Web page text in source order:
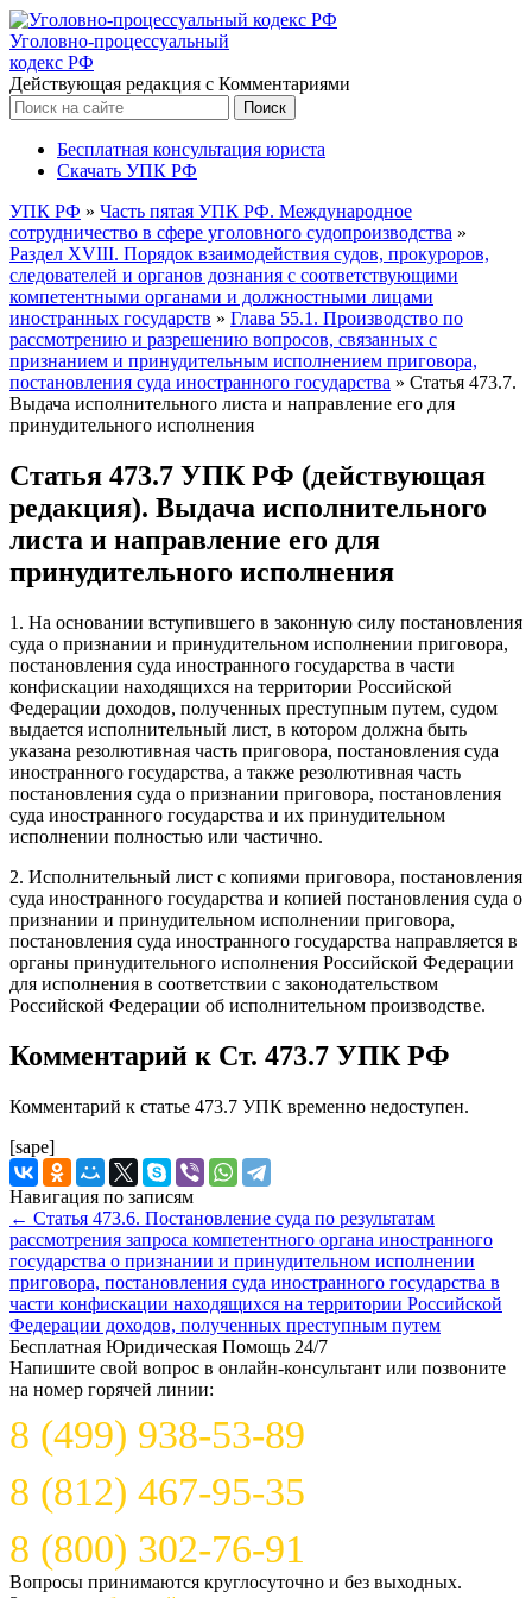
Уголовно-процессуальный
кодекс РФ
Действующая редакция с Комментариями
Бесплатная консультация юриста
Скачать УПК РФ
УПК РФ » Часть пятая УПК РФ. Международное
сотрудничество в сфере уголовного судопроизводства »
Раздел XVIII. Порядок взаимодействия судов, прокуроров,
следователей и органов дознания с соответствующими
компетентными органами и должностными лицами
иностранных государств » Глава 55.1. Производство по
рассмотрению и разрешению вопросов, связанных с
признанием и принудительным исполнением приговора,
постановления суда иностранного государства » Статья 473.7.
Выдача исполнительного листа и направление его для
принудительного исполнения
Статья 473.7 УПК РФ (действующая
редакция). Выдача исполнительного
листа и направление его для
принудительного исполнения
1. На основании вступившего в законную силу постановления
суда о признании и принудительном исполнении приговора,
постановления суда иностранного государства в части
конфискации находящихся на территории Российской
Федерации доходов, полученных преступным путем, судом
выдается исполнительный лист, в котором должна быть
указана резолютивная часть приговора, постановления суда
иностранного государства, а также резолютивная часть
постановления суда о признании приговора, постановления
суда иностранного государства и их принудительном
исполнении полностью или частично.
2. Исполнительный лист с копиями приговора, постановления
суда иностранного государства и копией постановления суда о
признании и принудительном исполнении приговора,
постановления суда иностранного государства направляется в
органы принудительного исполнения Российской Федерации
для исполнения в соответствии с законодательством
Российской Федерации об исполнительном производстве.
Комментарий к Ст. 473.7 УПК РФ
Комментарий к статье 473.7 УПК временно недоступен.
[sape]
Навигация по записям
← Статья 473.6. Постановление суда по результатам
рассмотрения запроса компетентного органа иностранного
государства о признании и принудительном исполнении
приговора, постановления суда иностранного государства в
части конфискации находящихся на территории Российской
Федерации доходов, полученных преступным путем
Бесплатная Юридическая Помощь 24/7
Напишите свой вопрос в онлайн-консультант или позвоните
на номер горячей линии:
8 (499) 938-53-89
8 (812) 467-95-35
8 (800) 302-76-91
Вопросы принимаются круглосуточно и без выходных.